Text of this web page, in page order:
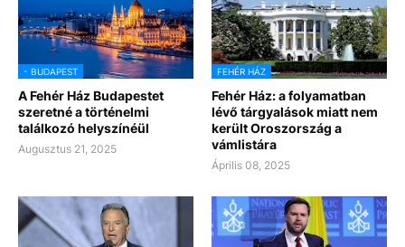
- BUDAPEST
A Fehér Ház Budapestet
szeretné a történelmi
találkozó helyszínéül
Augusztus 21, 2025
FEHÉR HÁZ
Fehér Ház: a folyamatban
lévő tárgyalások miatt nem
került Oroszország a
vámlistára
Április 08, 2025